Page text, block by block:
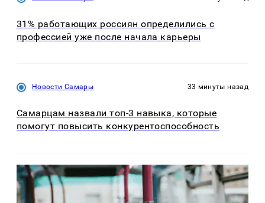
31% работающих россиян определились с
профессией уже после начала карьеры
Новости Самары 33 минуты назад
Самарцам назвали топ-3 навыка, которые
помогут повысить конкурентоспособность